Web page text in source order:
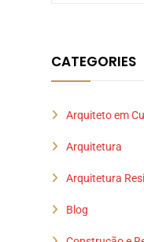
CATEGORIES
Arquiteto em
Arquitetura
Arquitetura
Blog